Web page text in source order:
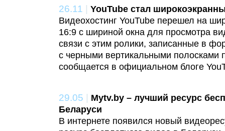
26.11 | YouTube стал
Видеохостинг YouTube перешел на
16:9 с шириной окна для просмотра
связи с этим ролики, записанные в
с черными вертикальными полосками
сообщается в официальном блоге
29.05 | Mytv.by – лучший ресурс
Беларуси
В интернете появился новый